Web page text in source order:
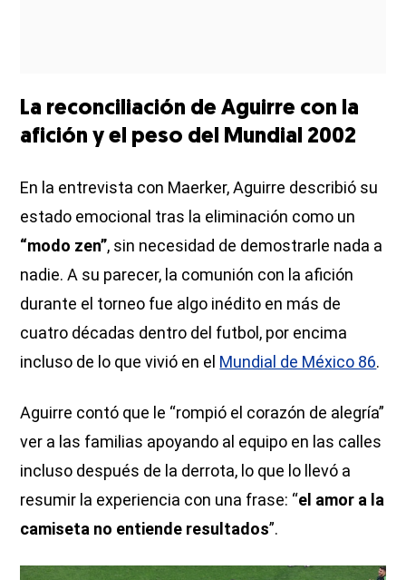
La reconciliación de Aguirre con la
afición y el peso del Mundial 2002
En la entrevista con Maerker, Aguirre describió su
estado emocional tras la eliminación como un
“modo zen”, sin necesidad de demostrarle nada a
nadie. A su parecer, la comunión con la afición
durante el torneo fue algo inédito en más de
cuatro décadas dentro del futbol, por encima
incluso de lo que vivió en el Mundial de México 86.
Aguirre contó que le “rompió el corazón de alegría”
ver a las familias apoyando al equipo en las calles
incluso después de la derrota, lo que lo llevó a
resumir la experiencia con una frase: “el amor a la
camiseta no entiende resultados”.